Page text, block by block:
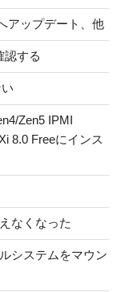
アップデート、他
認する
Zen5 IPMI
8.0 Freeにインス
なくなった
システムをマウン